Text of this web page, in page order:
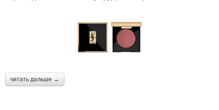
читать дальше →